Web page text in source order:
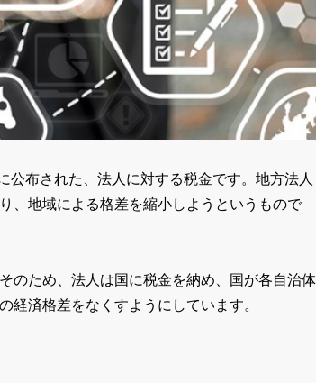
布された、法人に対する税金です。地方法人
、地域による格差を縮小しようというもので
のため、法人は国に税金を納め、国が各自治体
経済格差をなくすようにしています。